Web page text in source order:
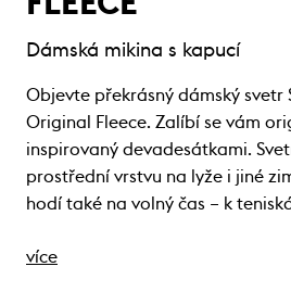
Dámská mikina s kapucí
Objevte překrásný dámský svetr
Original Fleece. Zalíbí se vám
inspirovaný devadesátkami.
prostřední vrstvu na lyže i jiné
hodí také na volný čas – k
více